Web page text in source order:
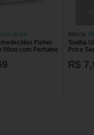
price
Fisher
50un com Perfume
Marca:
Toalha
Price
R$